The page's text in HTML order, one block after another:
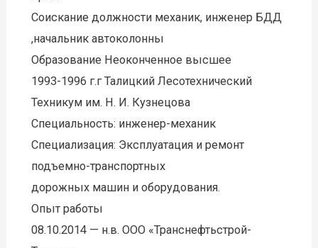
Соискание должности механик, инженер БДД
,начальник автоколонны
Образование Неоконченное высшее
1993-1996 г.г Талицкий Лесотехнический
Техникум им. Н. И. Кузнецова
Специальность: инженер-механик
Специализация: Эксплуатация и ремонт
подъемно-транспортных
дорожных машин и оборудования.
Опыт работы
08.10.2014 — н.в. ООО «Транснефтьстрой-